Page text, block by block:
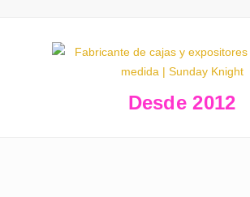
Desde 2012